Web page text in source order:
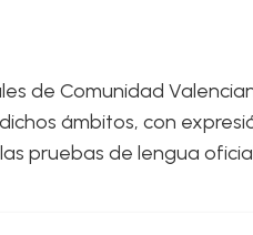
de Comunidad
ámbitos, con
pruebas de lengua